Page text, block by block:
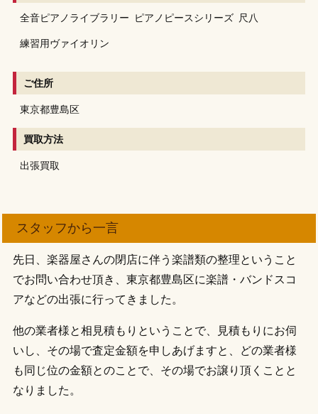
全音ピアノライブラリー ピアノピースシリーズ 尺八
練習用ヴァイオリン
ご住所
東京都豊島区
買取方法
出張買取
スタッフから一言
先日、楽器屋さんの閉店に伴う楽譜類の整理ということ
でお問い合わせ頂き、東京都豊島区に楽譜・バンドスコ
アなどの出張に行ってきました。
他の業者様と相見積もりということで、見積もりにお伺
いし、その場で査定金額を申しあげますと、どの業者様
も同じ位の金額とのことで、その場でお譲り頂くことと
なりました。